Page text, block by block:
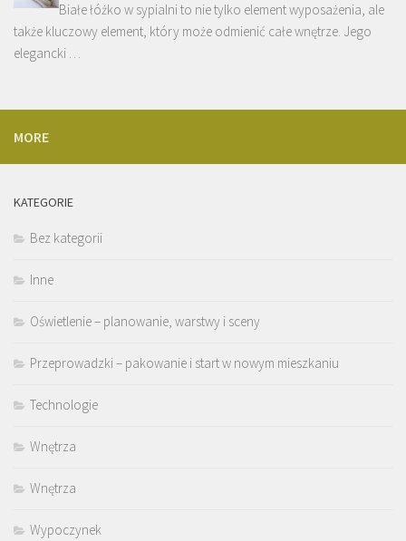
Białe łóżko w sypialni to nie tylko element wyposażenia, ale
także kluczowy element, który może odmienić całe wnętrze. Jego
elegancki …
MORE
KATEGORIE
Bez kategorii
Inne
Oświetlenie – planowanie, warstwy i sceny
Przeprowadzki – pakowanie i start w nowym mieszkaniu
Technologie
Wnętrza
Wnętrza
Wypoczynek